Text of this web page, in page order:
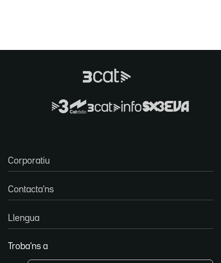
Corporatiu
Contacta'ns
Llengua
Troba'ns a